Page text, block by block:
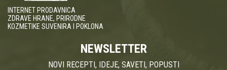
INTERNET PRODAVNICA
ZDRAVE HRANE, PRIRODNE
KOZMETIKE SUVENIRA I POKLONA
NEWSLETTER
NOVI RECEPTI, IDEJE, SAVETI, POPUSTI